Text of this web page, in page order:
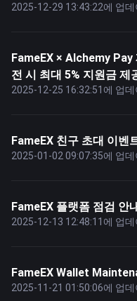
2025-12-29 13:43:22에 업데
FameEX × Alchemy Pay
전 시 최대 5% 지원금
2025-12-25 16:32:51에 업데
FameEX 친구 초대 이벤
2025-01-02 09:07:35에 업데
FameEX 플랫폼 점검
2025-12-13 12:48:11에 업데
FameEX Wallet
2025-11-21 01:50:06에 업데